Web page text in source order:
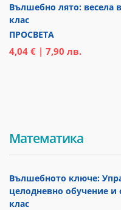
Вълшебно лято: весела
клас
ПРОСВЕТА
4,04 € | 7,90 лв.
Математика
Вълшебното ключе:
целодневно обучение
клас